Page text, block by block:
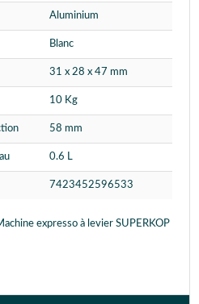
Aluminium
Blanc
31 x 28 x 47 mm
10 Kg
58 mm
0.6 L
7423452596533
expresso à levier SUPERKOP